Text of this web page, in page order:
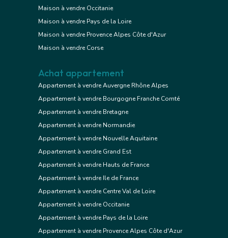
Maison à vendre Occitanie
Maison à vendre Pays de la Loire
Maison à vendre Provence Alpes Côte d'Azur
Maison à vendre Corse
Achat appartement
Appartement à vendre Auvergne Rhône Alpes
Appartement à vendre Bourgogne Franche Comté
Appartement à vendre Bretagne
Appartement à vendre Normandie
Appartement à vendre Nouvelle Aquitaine
Appartement à vendre Grand Est
Appartement à vendre Hauts de France
Appartement à vendre Ile de France
Appartement à vendre Centre Val de Loire
Appartement à vendre Occitanie
Appartement à vendre Pays de la Loire
Appartement à vendre Provence Alpes Côte d'Azur